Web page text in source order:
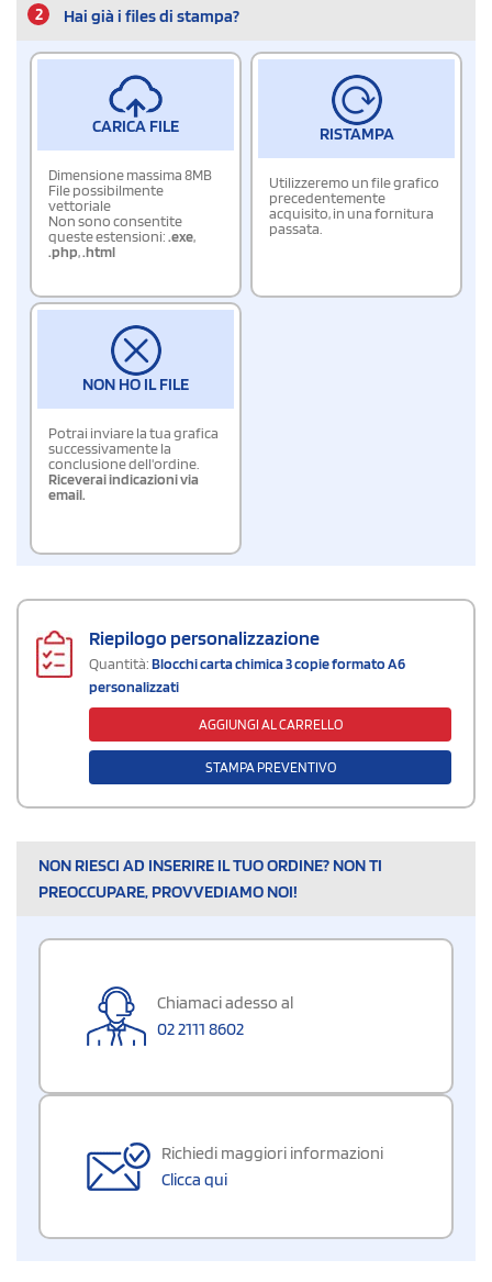
2 Hai già i files di stampa?
CARICA FILE
Dimensione massima 8MB
File possibilmente
vettoriale
Non sono consentite
queste estensioni:.exe,
.php,.html
RISTAMPA
Utilizzeremo un file grafico
precedentemente
acquisito, in una fornitura
passata.
NON HO IL FILE
Potrai inviare la tua grafica
successivamente la
conclusione dell'ordine.
Riceverai indicazioni via
email.
Riepilogo personalizzazione
Quantità:Blocchi carta chimica 3 copie formato A6
personalizzati
AGGIUNGI AL CARRELLO
STAMPA PREVENTIVO
NON RIESCI AD INSERIRE IL TUO ORDINE? NON TI
PREOCCUPARE, PROVVEDIAMO NOI!
Chiamaci adesso al
02 2111 8602
Richiedi maggiori informazioni
Clicca qui